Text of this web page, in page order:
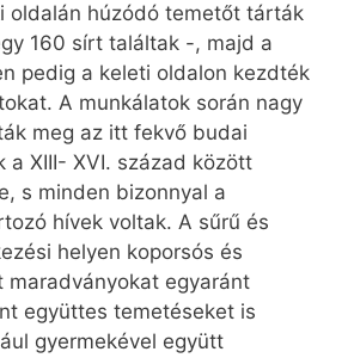
oldalán húzódó temetőt tárták
160 sírt találtak -, majd a
pedig a keleti oldalon kezdték
A munkálatok során nagy
meg az itt fekvő budai
a XIII- XVI. század között
s minden bizonnyal a
hívek voltak. A sűrű és
helyen koporsós és
egyaránt
együttes temetéseket is
gyermekével együtt